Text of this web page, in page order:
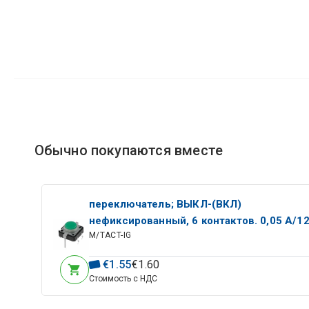
Обычно покупаются вместе
переключатель; ВЫКЛ-(ВКЛ)
нефиксированный, 6 контактов. 0,05 А/
постоянного тока; SPST-NO 12x12мм,
подсветка THT,
M/TACT-IG
€1 .55€1 .60
Стоимость с НДС